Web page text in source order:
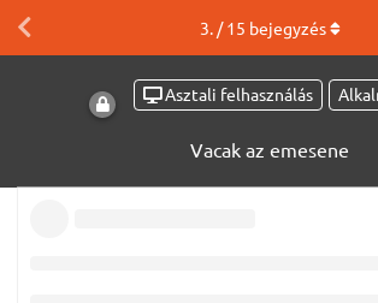
Asztali felhasználás
Vacak az emesene
3. /15 bejegyzés